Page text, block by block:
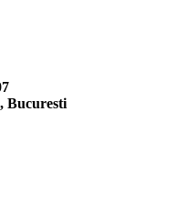
Bucuresti